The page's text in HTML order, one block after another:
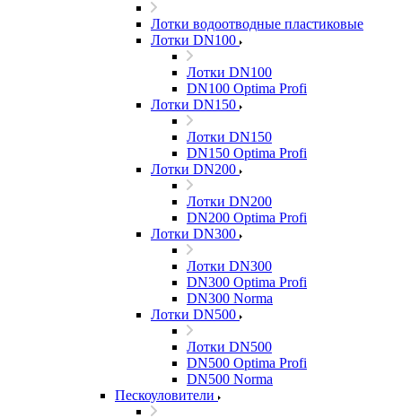
Лотки водоотводные пластиковые
Лотки DN100
Лотки DN100
DN100 Optima Profi
Лотки DN150
Лотки DN150
DN150 Optima Profi
Лотки DN200
Лотки DN200
DN200 Optima Profi
Лотки DN300
Лотки DN300
DN300 Optima Profi
DN300 Norma
Лотки DN500
Лотки DN500
DN500 Optima Profi
DN500 Norma
Пескоуловители